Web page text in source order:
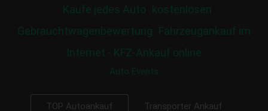
Kaufe jedes Auto kostenlosen
Gebrauchtwagenbewertung Fahrzeugankauf im
Internet - KFZ-Ankauf online
Auto Events
TOP Autoankauf Transporter Ankauf